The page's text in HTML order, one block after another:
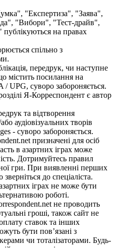
"Експертиза", "Заява",
"Вибори", "Тест-драйв",
на правах
спільно з
передрук, чи наступне
містить посилання на
/ UPG, суворо забороняється.
Я-Корреспондент є автор
та відтворення
аудіовізуальних творів
- суворо забороняється.
призначені для осіб
в азартних іграх може
Дотримуйтесь правил
гри. При виявленні перших
до спеціаліста.
іграх не може бути
роботі.
не проводить
гроші, також сайт не
ставок та інших
бути пов’язані з
чи тоталізаторами. Будь-